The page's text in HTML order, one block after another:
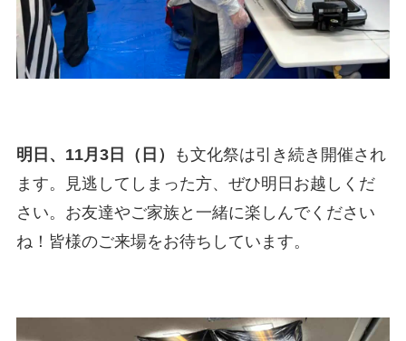
明日、11月3日（日）
も文化祭は引き続き開催され
ます。見逃してしまった方、ぜひ明日お越しくだ
さい。お友達やご家族と一緒に楽しんでください
ね！皆様のご来場をお待ちしています。